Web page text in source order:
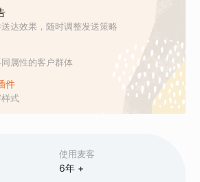
使用麦客
6年 +
达效果，随时调整发送策略
属性的客户群体
件
式